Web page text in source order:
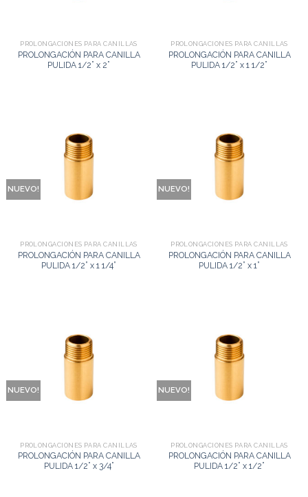
PROLONGACIONES PARA CANILLAS
PROLONGACIÓN PARA CANILLA
PULIDA 1/2” x 2”
PROLONGACIONES PARA CANILLAS
PROLONGACIÓN PARA CANILLA
PULIDA 1/2” x 1 1/2”
NUEVO!
PROLONGACIONES PARA CANILLAS
PROLONGACIÓN PARA CANILLA
PULIDA 1/2” x 1 1/4”
NUEVO!
PROLONGACIONES PARA CANILLAS
PROLONGACIÓN PARA CANILLA
PULIDA 1/2” x 1”
NUEVO!
PROLONGACIONES PARA CANILLAS
PROLONGACIÓN PARA CANILLA
PULIDA 1/2” x 3/4”
NUEVO!
PROLONGACIONES PARA CANILLAS
PROLONGACIÓN PARA CANILLA
PULIDA 1/2” x 1/2”